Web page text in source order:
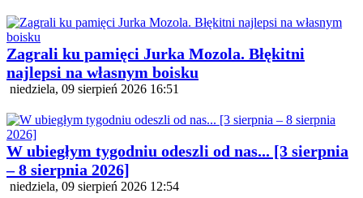
Zagrali ku pamięci Jurka Mozola. Błękitni
najlepsi na własnym boisku
niedziela, 09 sierpień 2026 16:51
W ubiegłym tygodniu odeszli od nas... [3 sierpnia
– 8 sierpnia 2026]
niedziela, 09 sierpień 2026 12:54